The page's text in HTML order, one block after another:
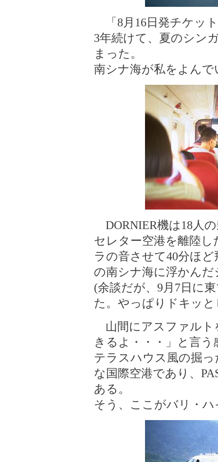
「8月16日発チケッ
3年続けて、夏のシン
まった。
南シナ海が私をよん
DORNIER機は18人
セレター空港を離陸し
ラの音させて40分ほ
の南シナ海に浮かん
(余談だが、9月7日に
た。やっぱりドキッと
山間にアスファルト
きるよ・・・」と言
テラスハウス風の掘
な国際空港であり、
ある。
そう、ここがバリ・